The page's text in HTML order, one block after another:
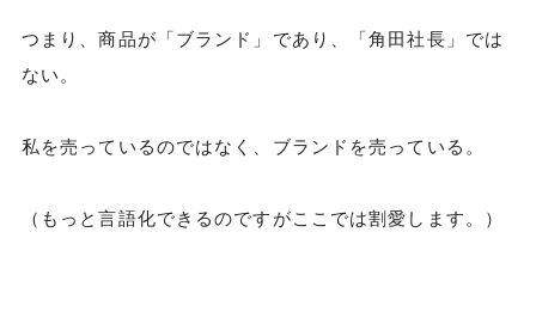
つまり、商品が「ブランド」であり、「角田社長」では
ない。
私を売っているのではなく、ブランドを売っている。
（もっと言語化できるのですがここでは割愛します。）